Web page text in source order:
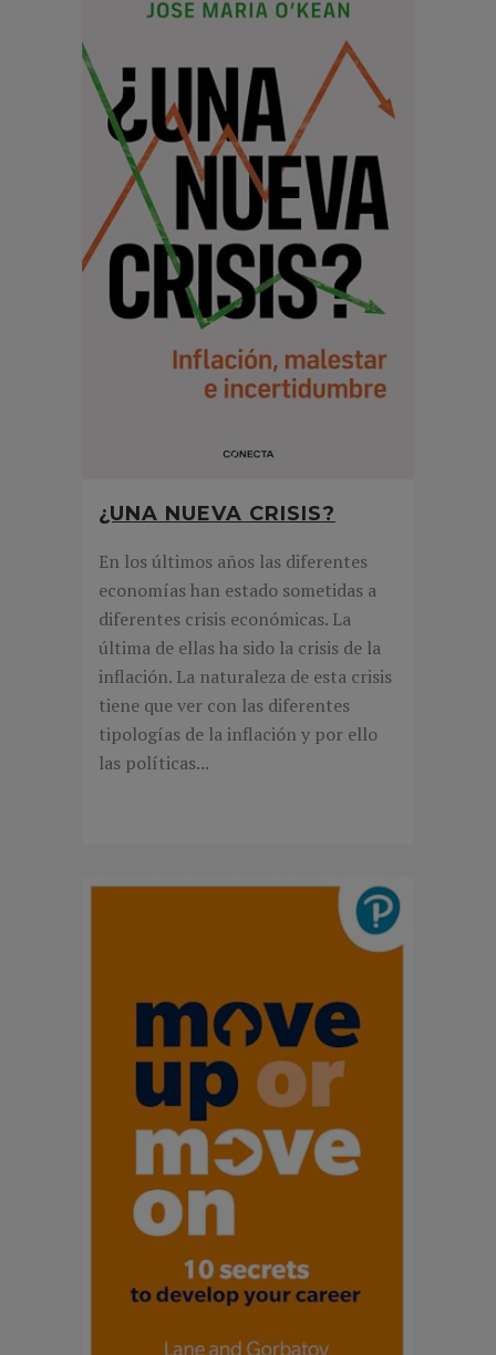
¿UNA NUEVA CRISIS?
En los últimos años las diferentes
economías han estado sometidas a
diferentes crisis económicas. La
última de ellas ha sido la crisis de la
inflación. La naturaleza de esta crisis
tiene que ver con las diferentes
tipologías de la inflación y por ello
las políticas...